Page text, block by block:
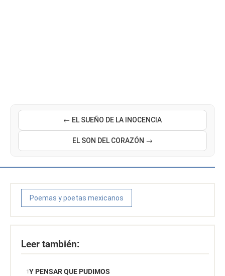
← EL SUEÑO DE LA INOCENCIA
EL SON DEL CORAZÓN →
Poemas y poetas mexicanos
Leer también:
Y PENSAR QUE PUDIMOS